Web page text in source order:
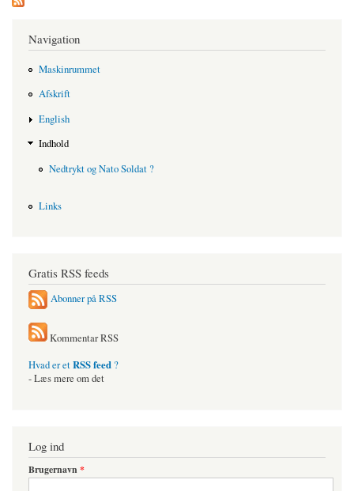
Navigation
Maskinrummet
Afskrift
English
Indhold
Nedtrykt og Nato Soldat ?
Links
Gratis RSS feeds
Abonner på RSS
Kommentar RSS
Hvad er etRSS feed ?
- Læs mere om det
Log ind
Brugernavn*